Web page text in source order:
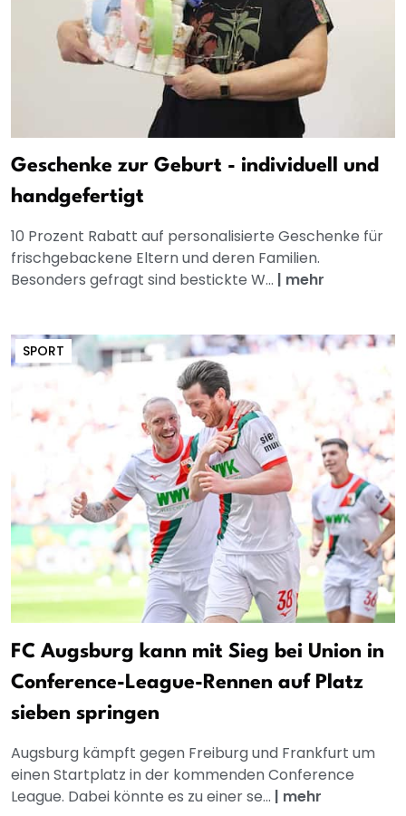
Geschenke zur Geburt - individuell und
handgefertigt
10 Prozent Rabatt auf personalisierte Geschenke für
frischgebackene Eltern und deren Familien.
Besonders gefragt sind bestickte W... | mehr
SPORT
FC Augsburg kann mit Sieg bei Union in
Conference-League-Rennen auf Platz
sieben springen
Augsburg kämpft gegen Freiburg und Frankfurt um
einen Startplatz in der kommenden Conference
League. Dabei könnte es zu einer se... | mehr